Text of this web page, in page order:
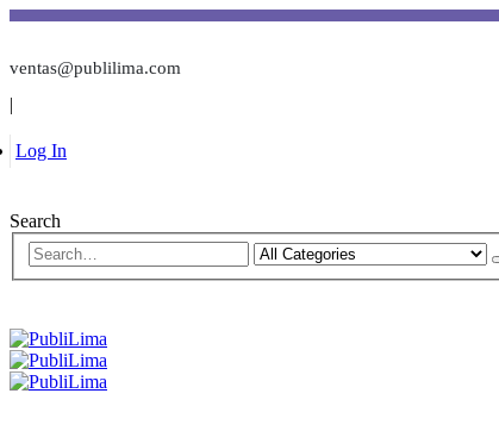
ventas@publilima.com
|
Log In
Search